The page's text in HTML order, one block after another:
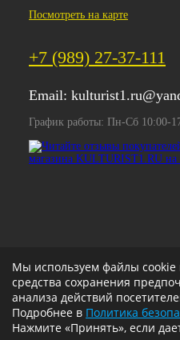
Посмотреть на карте
+7 (989) 27-37-111
Email:
График работы: Пн-Сб 10:00-
Мы используем файлы cookie
средства сохранения
анализа действий
Подробнее в Политика
Нажмите «Принять», если